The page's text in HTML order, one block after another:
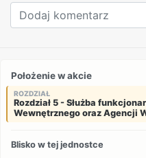
Położenie w akcie
ROZDZIAŁ
Rozdział 5 - Służba
Wewnętrznego oraz Agencji
Blisko w tej jednostce